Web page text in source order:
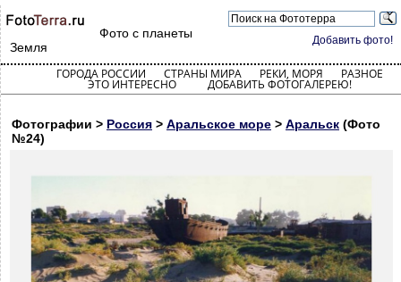
Добавить фото!
Фото с планеты
Земля
ГОРОДА РОССИИ СТРАНЫ МИРА РЕКИ, МОРЯ РАЗНОЕ
ЭТО ИНТЕРЕСНО ДОБАВИТЬ ФОТОГАЛЕРЕЮ!
Фотографии > Россия > Аральское море > Аральск (Фото
№24)